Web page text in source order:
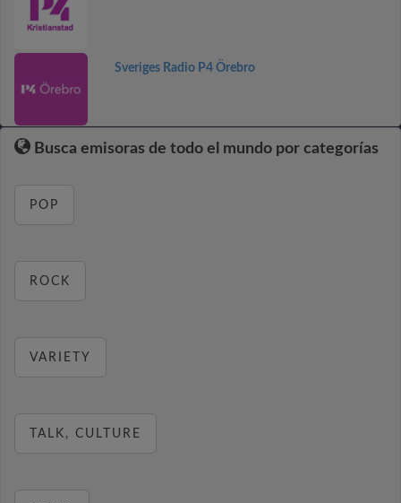
Sveriges Radio P4 Örebro
Busca emisoras de todo el mundo por categorías
POP
ROCK
VARIETY
TALK, CULTURE